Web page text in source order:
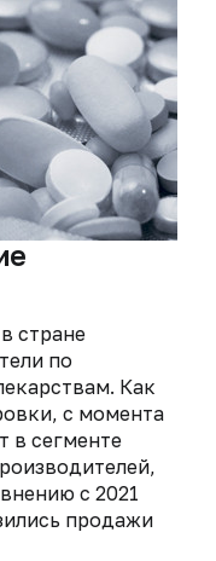
стране
по
Как
с момента
в сегменте
с 2021
продажи